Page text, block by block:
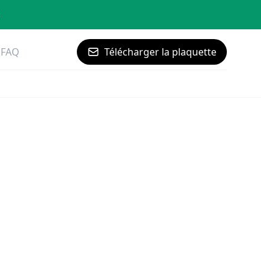
FAQ Télécharger la plaquette